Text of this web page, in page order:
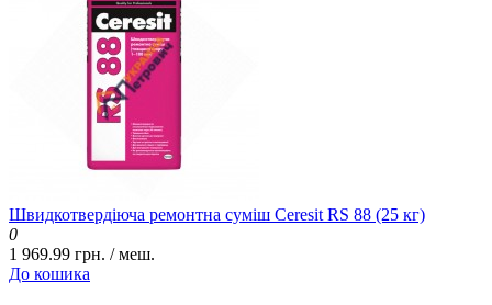
Швидкотвердіюча ремонтна суміш Ceresit RS 88 (25 кг)
0
1 969.99 грн. / меш.
До кошика